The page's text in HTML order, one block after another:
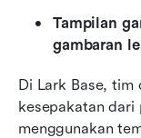
Tampilan
gambaran
Di Lark Base, tim
kesepakatan dari
menggunakan